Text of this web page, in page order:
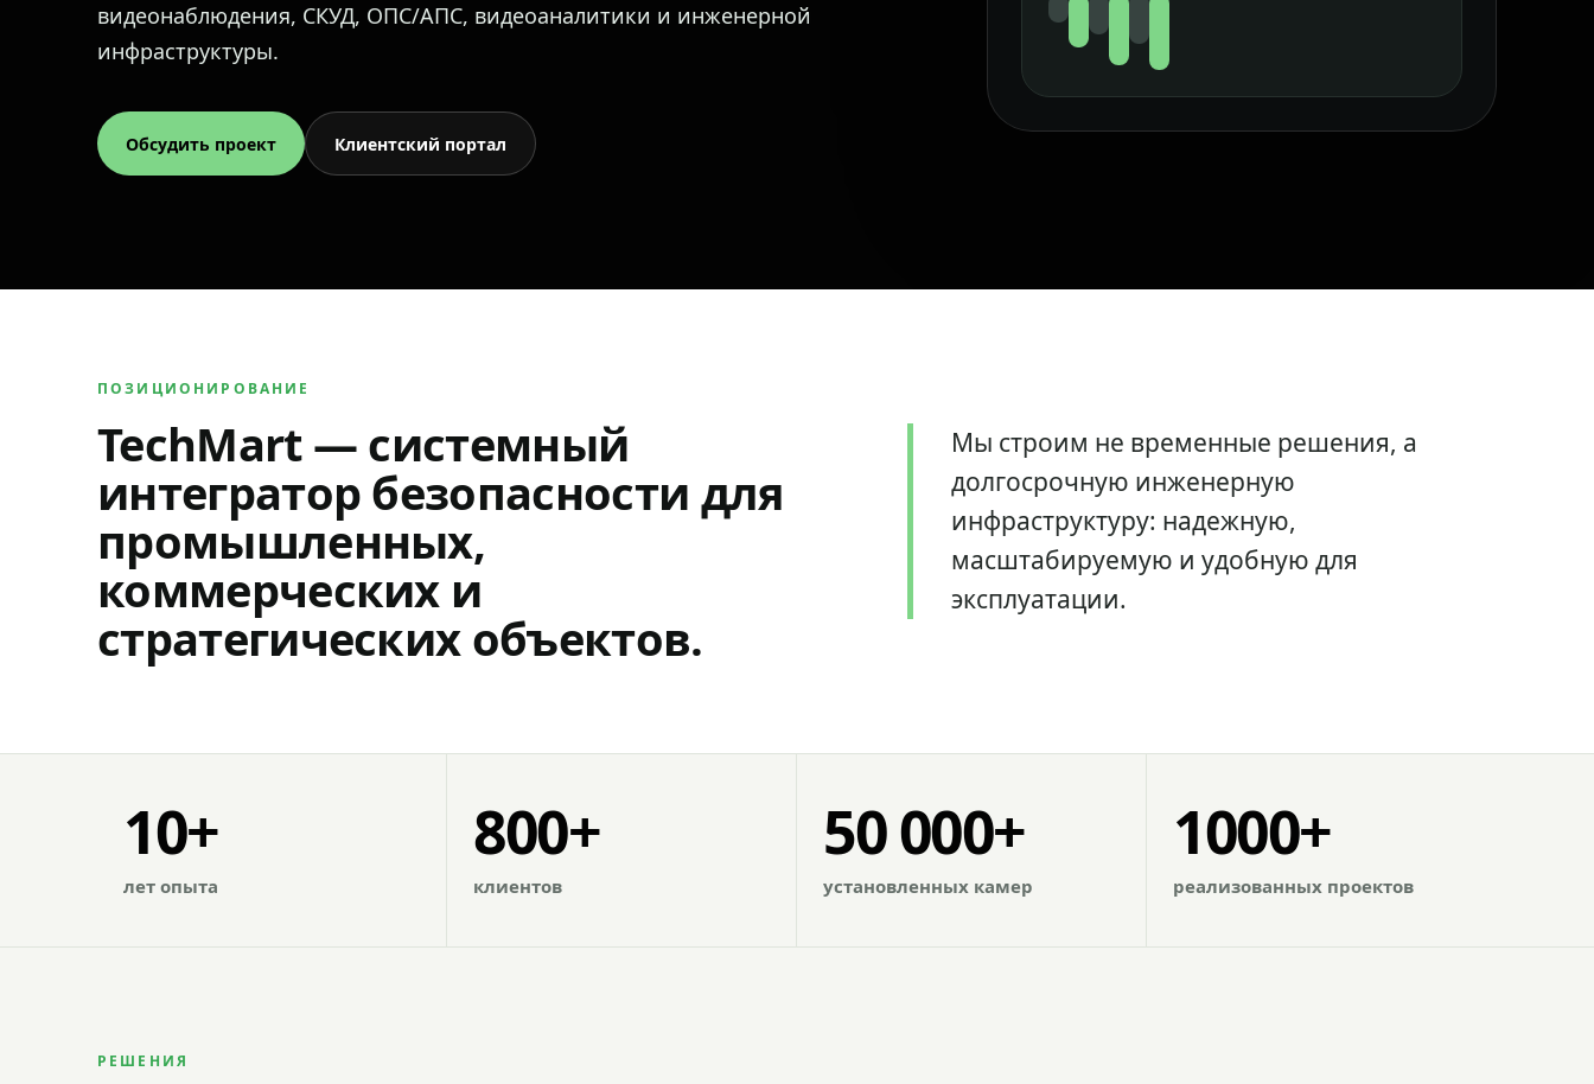
видеонаблюдения, СКУД, ОПС/АПС, видеоаналитики и инженерной
инфраструктуры.
Обсудить проект Клиентский портал
ПОЗИЦИОНИРОВАНИЕ
TechMart — системный
интегратор безопасности для
промышленных,
коммерческих и
стратегических объектов.
Мы строим не временные решения, а
долгосрочную инженерную
инфраструктуру: надежную,
масштабируемую и удобную для
эксплуатации.
10+
лет опыта
800+
клиентов
50 000+
установленных камер
1000+
реализованных проектов
РЕШЕНИЯ